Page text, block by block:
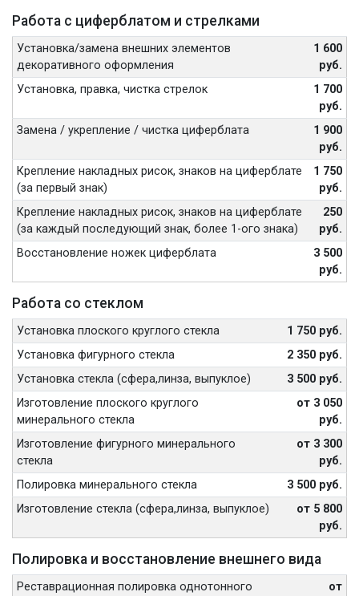
Работа с циферблатом и стрелками
Установка/замена внешних элементов
декоративного оформления
1 600
руб.
Установка, правка, чистка стрелок
1 700
руб.
Замена / укрепление / чистка циферблата
1 900
руб.
Крепление накладных рисок, знаков на циферблате
(за первый знак)
1 750
руб.
Крепление накладных рисок, знаков на циферблате
(за каждый последующий знак, более 1-ого знака)
250
руб.
Восстановление ножек циферблата
3 500
руб.
Работа со стеклом
Установка плоского круглого стекла
1 750 руб.
Установка фигурного стекла
2 350 руб.
Установка стекла (сфера,линза, выпуклое)
3 500 руб.
Изготовление плоского круглого
минерального стекла
от 3 050
руб.
Изготовление фигурного минерального
стекла
от 3 300
руб.
Полировка минерального стекла
3 500 руб.
Изготовление стекла (сфера,линза, выпуклое)
от 5 800
руб.
Полировка и восстановление внешнего вида
Реставрационная полировка однотонного
от